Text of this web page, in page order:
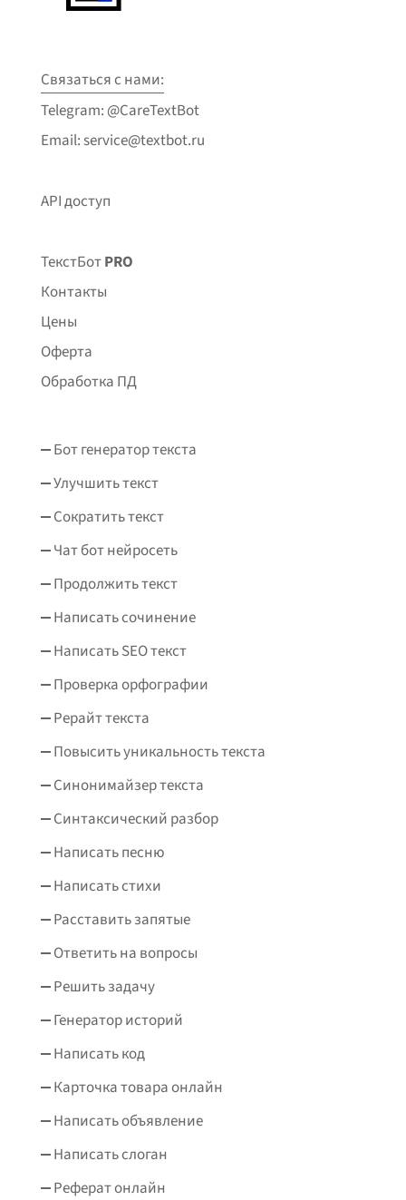
Связаться с нами:
Telegram: @CareTextBot
Email: service@textbot.ru
API доступ
ТекстБотPRO
Контакты
Цены
Оферта
Обработка ПД
Бот генератор текста
Улучшить текст
Сократить текст
Чат бот нейросеть
Продолжить текст
Написать сочинение
Написать SEO текст
Проверка орфографии
Рерайт текста
Повысить уникальность текста
Синонимайзер текста
Синтаксический разбор
Написать песню
Написать стихи
Расставить запятые
Ответить на вопросы
Решить задачу
Генератор историй
Написать код
Карточка товара онлайн
Написать объявление
Написать слоган
Реферат онлайн